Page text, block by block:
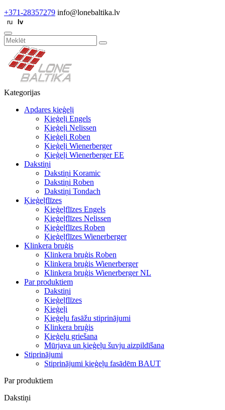
+371-28357279 info@lonebaltika.lv
Kategorijas
Apdares ķieģeļi
Ķieģeļi Engels
Ķieģeļi Nelissen
Ķieģeļi Roben
Ķieģeļi Wienerberger
Ķieģeļi Wienerberger EE
Dakstiņi
Dakstiņi Koramic
Dakstiņi Roben
Dakstiņi Tondach
Ķieģeļflīzes
Ķieģeļflīzes Engels
Ķieģeļflīzes Nelissen
Ķieģeļflīzes Roben
Ķieģeļflīzes Wienerberger
Klinkera bruģis
Klinkera bruģis Roben
Klinkera bruģis Wienerberger
Klinkera bruģis Wienerberger NL
Par produktiem
Dakstiņi
Ķieģeļflīzes
Ķieģeļi
Ķieģeļu fasāžu stiprinājumi
Klinkera bruģis
Ķieģeļu griešana
Mūrjava un ķieģeļu šuvju aizpildīšana
Stiprinājumi
Stiprinājumi ķieģeļu fasādēm BAUT
Par produktiem
Dakstiņi